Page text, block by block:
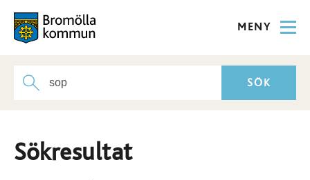
MENY
Sökresultat